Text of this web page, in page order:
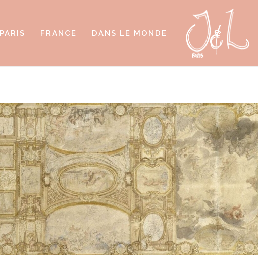
PARIS FRANCE DANS LE MONDE